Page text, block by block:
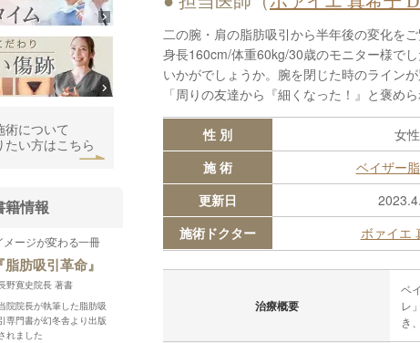
二の腕・肩の脂肪吸引から半年後の変化をご
身長160cm/体重60kg/30歳のモニター様でし
いかがでしょうか。腕を閉じた時のライン
「周りの友達から『細くなった！』と褒め
性 別 女性
施 術
ベイザー
更新日
施術ドクター
ボァイエ
治療概要
ベ
レ
き
術について
たい方はこちら
籍情報
メージが変わる一冊
『脂肪吸引革命』
野寛史院長 著書
院院長が執筆した脂肪吸
専門書が幻冬舎より出版
れました